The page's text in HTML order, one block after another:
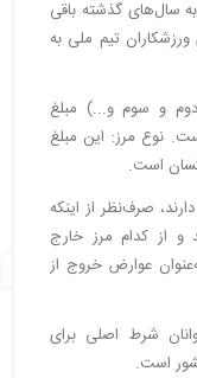
نسبت به سال‌های گذشته باقی
تیم ملی به
و سوم و...) مبلغ
تعیین شده است. نوع مرز: این مبلغ
است.
صرف‌نظر از اینکه
از کدام مرز خارج
۲,۶۴۰,۰۰۰ ریال را به‌عنوان عوارض خروج از
شرط اصلی برای
است.